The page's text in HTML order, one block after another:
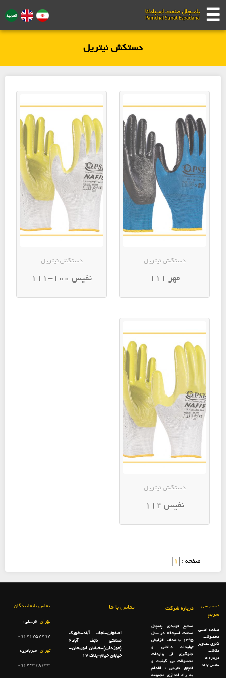
☰
☰
دستکش نیتریل
دستکش نیتریل
مهر 111
دستکش نیتریل
نفیس 100-111
دستکش نیتریل
نفیس 112
صفحه : [ 1
دسترسی
سریع
صفحه اصلی
محصولات
گالری تصاویر
مقالات
درباره ما
تماس با ما
درباره شرکت
صنایع تولیدی پامچال
صنعت اسپادانا در سال
1395 با هدف افزایش
تولیدات داخلی و
جلوگیری از واردات
محصولات بی کیفیت و
قاچاق خارجی ، اقدام
به راه اندازی مجموعه
تماس با ما
اصفهان-نجف آباد-شهرک
صنعتی نجف آباد2
(جوزدان)-خیابان ابوریحان-
خیابان خیام-پلاک 17
تماس بانمایندگان
تهران-مرسلی:
09121757297
تهران-میرباقری:
09124368633